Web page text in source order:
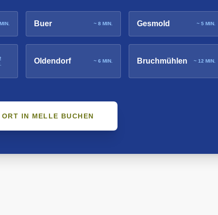
Buer ~ 8 MIN. Gesmold ~ 5 MIN.
Oldendorf ~ 6 MIN. Bruchmühlen ~ 12 MIN.
IN MELLE BUCHEN